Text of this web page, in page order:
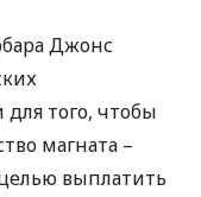
Джонс
того, чтобы
магната –
выплатить